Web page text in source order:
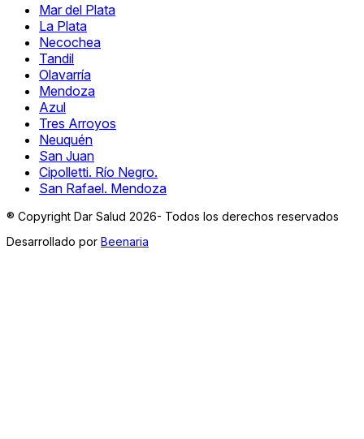
Mar del Plata
La Plata
Necochea
Tandil
Olavarría
Mendoza
Azul
Tres Arroyos
Neuquén
San Juan
Cipolletti. Río Negro.
San Rafael. Mendoza
® Copyright Dar Salud 2026- Todos los derechos reservados
Desarrollado por Beenaria